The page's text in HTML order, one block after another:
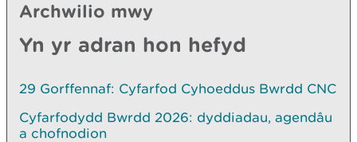
Archwilio mwy
Yn yr adran hon hefyd
29 Gorffennaf: Cyfarfod Cyhoeddus Bwrdd CNC
Cyfarfodydd Bwrdd 2026: dyddiadau, agendâu
a chofnodion